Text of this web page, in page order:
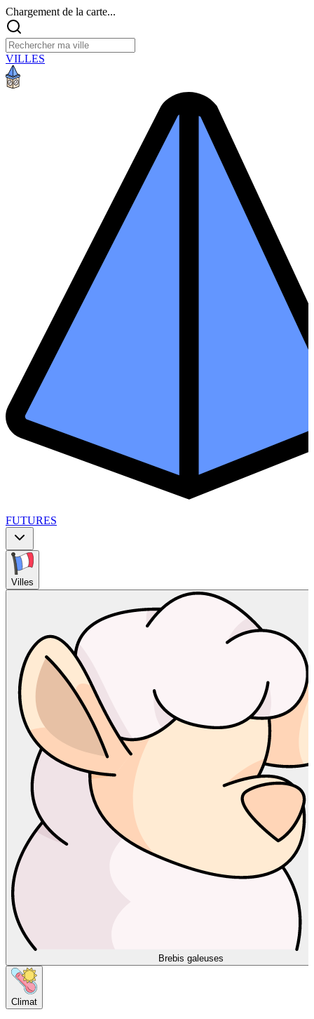
Chargement de la carte...
VILLES
FUTURES
Villes
Brebis galeuses
Climat